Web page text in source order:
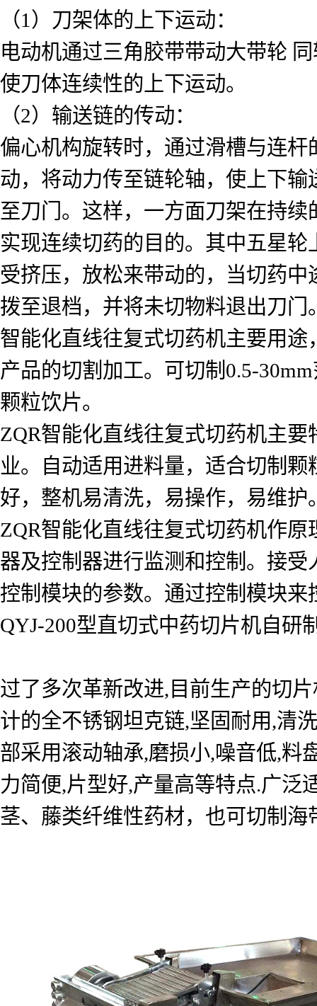
（1）刀架体的上下运动：
电动机通过三角胶带带动大带轮
使刀体连续性的上下运动。
（2）输送链的传动：
偏心机构旋转时，通过滑槽与连
动，将动力传至链轮轴，使上下
至刀门。这样，一方面刀架在持
实现连续切药的目的。其中五星
受挤压，放松来带动的，当切药
拨至退档，并将未切物料退出刀门
智能化直线往复式切药机主要用
产品的切割加工。可切制0.5-
颗粒饮片。
ZQR智能化直线往复式切药机主
业。自动适用进料量，适合切制
好，整机易清洗，易操作，易维
ZQR智能化直线往复式切药机作
器及控制器进行监测和控制。接
控制模块的参数。通过控制模块
QYJ-200型直切式中药切片机自研
过了多次革新改进,目前生产的切
计的全不锈钢坦克链,坚固耐用,清
部采用滚动轴承,磨损小,噪音低,料
力简便,片型好,产量高等特点.广泛
茎、藤类纤维性药材，也可切制海